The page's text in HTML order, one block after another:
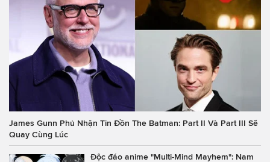
James Gunn Phủ Nhận Tin Đồn The Batman: Part II Và Part III Sẽ
Quay Cùng Lúc
Độc đáo anime "Multi-Mind Mayhem": Nam